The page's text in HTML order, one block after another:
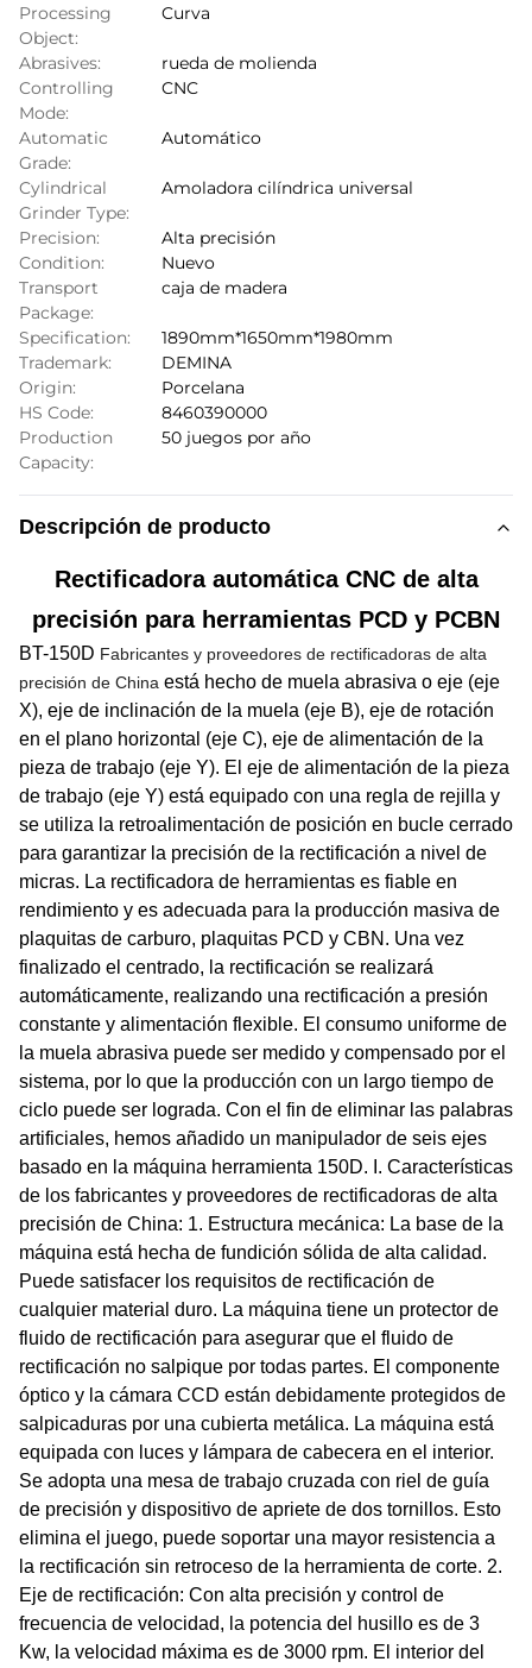
Processing
Object:
Curva
Abrasives:
rueda de molienda
Controlling
Mode:
CNC
Automatic
Grade:
Automático
Cylindrical
Grinder Type:
Amoladora cilíndrica universal
Precision:
Alta precisión
Condition:
Nuevo
Transport
Package:
caja de madera
Specification:
1890mm*1650mm*1980mm
Trademark:
DEMINA
Origin:
Porcelana
HS Code:
8460390000
Production
Capacity:
50 juegos por año
Descripción de producto
Rectificadora automática CNC de alta
precisión para herramientas PCD y PCBN
BT-150D Fabricantes y proveedores de rectificadoras de alta
precisión de China está hecho de muela abrasiva o eje (eje
X), eje de inclinación de la muela (eje B), eje de rotación
en el plano horizontal (eje C), eje de alimentación de la
pieza de trabajo (eje Y). El eje de alimentación de la pieza
de trabajo (eje Y) está equipado con una regla de rejilla y
se utiliza la retroalimentación de posición en bucle cerrado
para garantizar la precisión de la rectificación a nivel de
micras. La rectificadora de herramientas es fiable en
rendimiento y es adecuada para la producción masiva de
plaquitas de carburo, plaquitas PCD y CBN. Una vez
finalizado el centrado, la rectificación se realizará
automáticamente, realizando una rectificación a presión
constante y alimentación flexible. El consumo uniforme de
la muela abrasiva puede ser medido y compensado por el
sistema, por lo que la producción con un largo tiempo de
ciclo puede ser lograda. Con el fin de eliminar las palabras
artificiales, hemos añadido un manipulador de seis ejes
basado en la máquina herramienta 150D. I. Características
de los fabricantes y proveedores de rectificadoras de alta
precisión de China: 1. Estructura mecánica: La base de la
máquina está hecha de fundición sólida de alta calidad.
Puede satisfacer los requisitos de rectificación de
cualquier material duro. La máquina tiene un protector de
fluido de rectificación para asegurar que el fluido de
rectificación no salpique por todas partes. El componente
óptico y la cámara CCD están debidamente protegidos de
salpicaduras por una cubierta metálica. La máquina está
equipada con luces y lámpara de cabecera en el interior.
Se adopta una mesa de trabajo cruzada con riel de guía
de precisión y dispositivo de apriete de dos tornillos. Esto
elimina el juego, puede soportar una mayor resistencia a
la rectificación sin retroceso de la herramienta de corte. 2.
Eje de rectificación: Con alta precisión y control de
frecuencia de velocidad, la potencia del husillo es de 3
Kw, la velocidad máxima es de 3000 rpm. El interior del